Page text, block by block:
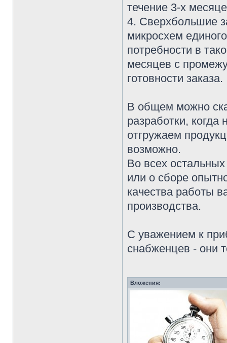
течение 3-х
4. Сверхбольшие
микросхем
потребности в
месяцев с
готовности заказа.
В общем можно
разработки,
отгружаем
возможно.
Во всех остальных
или о сборе
качества работы
производства.
С уважением к
снабженцев - они
Вложения: